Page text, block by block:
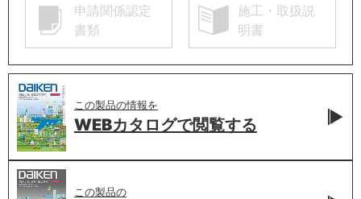
申請関係認定
書類
施工・取扱説
明書
この製品の情報を
WEBカタログで閲覧する
この製品の